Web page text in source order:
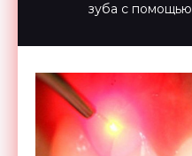
зуба с помощью